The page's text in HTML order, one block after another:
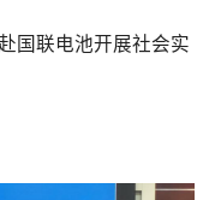
国联电池开展社会实